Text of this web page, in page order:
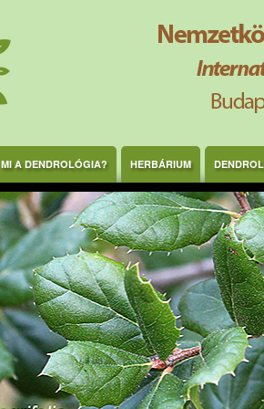
MI A DENDROLÓGIA? HERBÁRIUM